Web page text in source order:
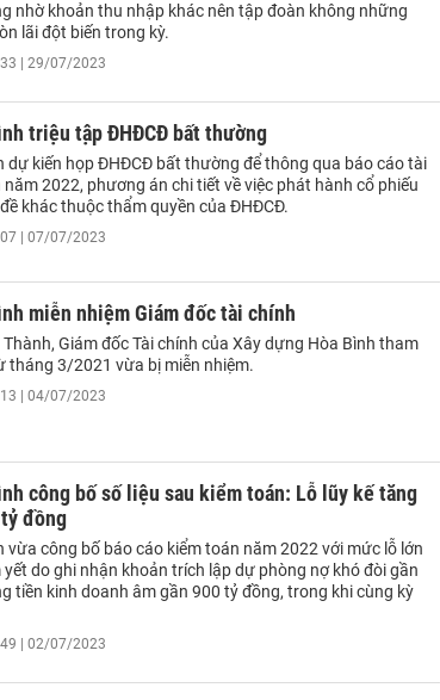
nhờ khoản thu nhập khác nên tập đoàn không những
lãi đột biến trong kỳ.
| 29/07/2023
triệu tập ĐHĐCĐ bất thường
dự kiến họp ĐHĐCĐ bất thường để thông qua báo cáo tài
2022, phương án chi tiết về việc phát hành cổ phiếu
khác thuộc thẩm quyền của ĐHĐCĐ.
| 07/07/2023
miễn nhiệm Giám đốc tài chính
Giám đốc Tài chính của Xây dựng Hòa Bình tham
tháng 3/2021 vừa bị miễn nhiệm.
| 04/07/2023
công bố số liệu sau kiểm toán: Lỗ lũy kế tăng
đồng
vừa công bố báo cáo kiểm toán năm 2022 với mức lỗ lớn
do ghi nhận khoản trích lập dự phòng nợ khó đòi gần
tiền kinh doanh âm gần 900 tỷ đồng, trong khi cùng kỳ
| 02/07/2023